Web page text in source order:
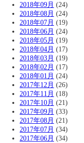
2018年09月 (24)
2018年08月 (24)
2018年07月 (19)
2018年06月 (24)
2018年05月 (19)
2018年04月 (17)
2018年03月 (19)
2018年02月 (17)
2018年01月 (24)
2017年12月 (26)
2017年11月 (18)
2017年10月 (21)
2017年09月 (33)
2017年08月 (21)
2017年07月 (34)
2017年06月 (34)